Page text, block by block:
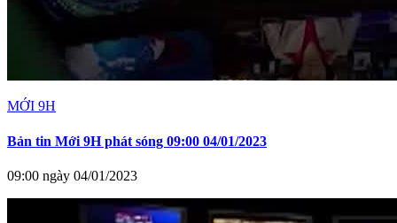
MỚI 9H
Bản tin Mới 9H phát sóng 09:00 04/01/2023
09:00 ngày 04/01/2023